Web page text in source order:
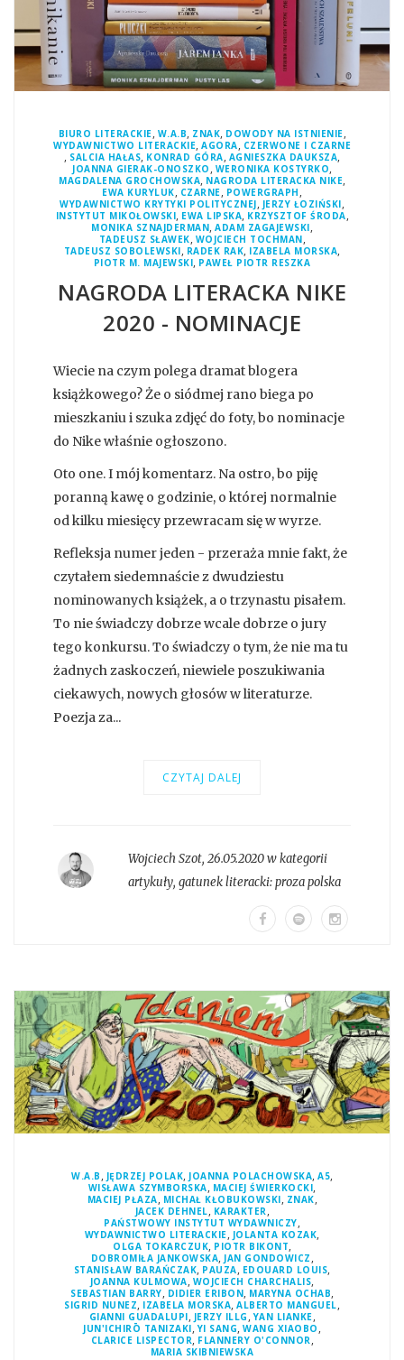
BIURO LITERACKIE, W.A.B, ZNAK, DOWODY NA ISTNIENIE,
WYDAWNICTWO LITERACKIE, AGORA, CZERWONE I CZARNE
, SALCIA HAŁAS, KONRAD GÓRA, AGNIESZKA DAUKSZA,
JOANNA GIERAK-ONOSZKO , WERONIKA KOSTYRKO,
MAGDALENA GROCHOWSKA, NAGRODA LITERACKA NIKE,
EWA KURYLUK, CZARNE, POWERGRAPH ,
WYDAWNICTWO KRYTYKI POLITYCZNEJ, JERZY ŁOZIŃSKI,
INSTYTUT MIKOŁOWSKI, EWA LIPSKA, KRZYSZTOF ŚRODA,
MONIKA SZNAJDERMAN,ADAM ZAGAJEWSKI,
TADEUSZ SŁAWEK, WOJCIECH TOCHMAN,
TADEUSZ SOBOLEWSKI, RADEK RAK, IZABELA MORSKA,
PIOTR M. MAJEWSKI, PAWEŁ PIOTR RESZKA
NAGRODA LITERACKA NIKE
2020 - NOMINACJE
Wiecie na czym polega dramat blogera
książkowego? Że o siódmej rano biega po
mieszkaniu i szuka zdjęć do foty, bo nominacje
do Nike właśnie ogłoszono.
Oto one. I mój komentarz. Na ostro, bo piję
poranną kawę o godzinie, o której normalnie
od kilku miesięcy przewracam się w wyrze.
Refleksja numer jeden - przeraża mnie fakt, że
czytałem siedemnaście z dwudziestu
nominowanych książek, a o trzynastu pisałem.
To nie świadczy dobrze wcale dobrze o jury
tego konkursu. To świadczy o tym, że nie ma tu
żadnych zaskoczeń, niewiele poszukiwania
ciekawych, nowych głosów w literaturze.
Poezja za...
CZYTAJ DALEJ
Wojciech Szot, 26.05.2020 w kategorii
artykuły, gatunek literacki:proza polska
W.A.B , JĘDRZEJ POLAK, JOANNA POLACHOWSKA, A5,
WISŁAWA SZYMBORSKA, MACIEJ ŚWIERKOCKI,
MACIEJ PŁAZA, MICHAŁ KŁOBUKOWSKI, ZNAK,
JACEK DEHNEL, KARAKTER,
PAŃSTWOWY INSTYTUT WYDAWNICZY,
WYDAWNICTWO LITERACKIE, JOLANTA KOZAK,
OLGA TOKARCZUK, PIOTR BIKONT,
DOBROMIŁA JANKOWSKA, JAN GONDOWICZ ,
STANISŁAW BARAŃCZAK, PAUZA, EDOUARD LOUIS,
JOANNA KULMOWA, WOJCIECH CHARCHALIS,
SEBASTIAN BARRY, DIDIER ERIBON, MARYNA OCHAB,
SIGRID NUNEZ, IZABELA MORSKA,ALBERTO MANGUEL,
GIANNI GUADALUPI, JERZY ILLG ,YAN LIANKE,
JUN'ICHIRŌ TANIZAKI,YI SANG,WANG XIAOBO ,
CLARICE LISPECTOR, FLANNERY O'CONNOR,
MARIA SKIBNIEWSKA